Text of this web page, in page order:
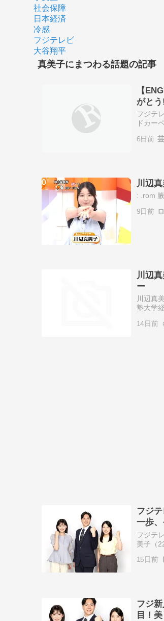
社会保障
日本経済
冷感
フジテレビ
大谷翔平
真美子にまつわる話題の記事
【
がとう!
フジテ
ドカー
6日前
川辺
: .rom 腋
9日前
川辺
ー
川辺真
塾大学
14日前
フジ
一歩
フジテ
美子（
15日前
フジ
目！